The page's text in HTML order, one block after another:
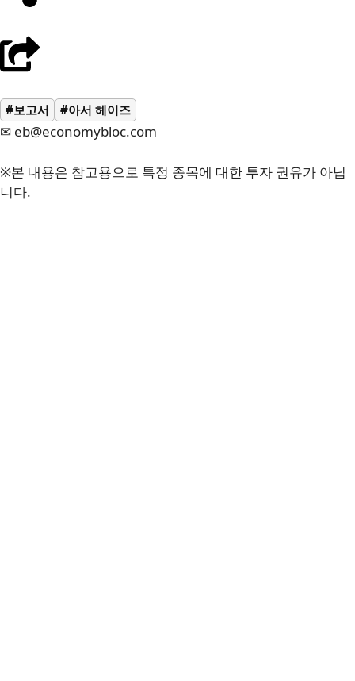
#보고서 #아서 헤이즈
✉ eb@economybloc.com
※본 내용은 참고용으로 특정 종목에 대한 투자 권유가 아닙
니다.